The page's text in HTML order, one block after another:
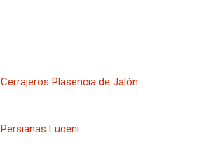
Cerrajeros Plasencia de Jalón
Persianas Luceni